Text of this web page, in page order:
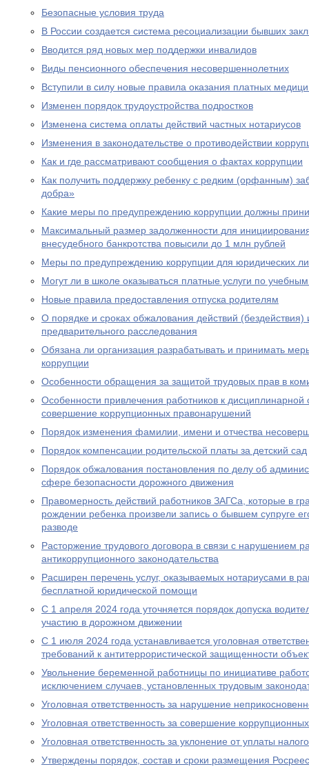
Безопасные условия труда
В России создается система ресоциализации бывших
Вводится ряд новых мер поддержки инвалидов
Виды пенсионного обеспечения несовершеннолетних
Вступили в силу новые правила оказания платных
Изменен порядок трудоустройства подростков
Изменена система оплаты действий частных нотариусов
Изменения в законодательстве о противодействии
Как и где рассматривают сообщения о фактах коррупции
Как получить поддержку ребенку с редким (орфанным)
добра»
Какие меры по предупреждению коррупции должны
Максимальный размер задолженности для
внесудебного банкротства повысили до 1 млн рублей
Меры по предупреждению коррупции для юридических
Могут ли в школе оказываться платные услуги по
Новые правила предоставления отпуска родителям
О порядке и сроках обжалования действий
предварительного расследования
Обязана ли организация разрабатывать и принимать
коррупции
Особенности обращения за защитой трудовых прав в
Особенности привлечения работников к дисциплинарной
совершение коррупционных правонарушений
Порядок изменения фамилии, имени и отчества
Порядок компенсации родительской платы за детский сад
Порядок обжалования постановления по делу об
сфере безопасности дорожного движения
Правомерность действий работников ЗАГСа, которые в
рождении ребенка произвели запись о бывшем супруге
разводе
Расторжение трудового договора в связи с нарушением
антикоррупционного законодательства
Расширен перечень услуг, оказываемых нотариусами в
бесплатной юридической помощи
С 1 апреля 2024 года уточняется порядок допуска
участию в дорожном движении
С 1 июля 2024 года устанавливается уголовная
требований к антитеррористической защищенности
Увольнение беременной работницы по инициативе
исключением случаев, установленных трудовым
Уголовная ответственность за нарушение
Уголовная ответственность за совершение
Уголовная ответственность за уклонение от уплаты
Утверждены порядок, состав и сроки размещения